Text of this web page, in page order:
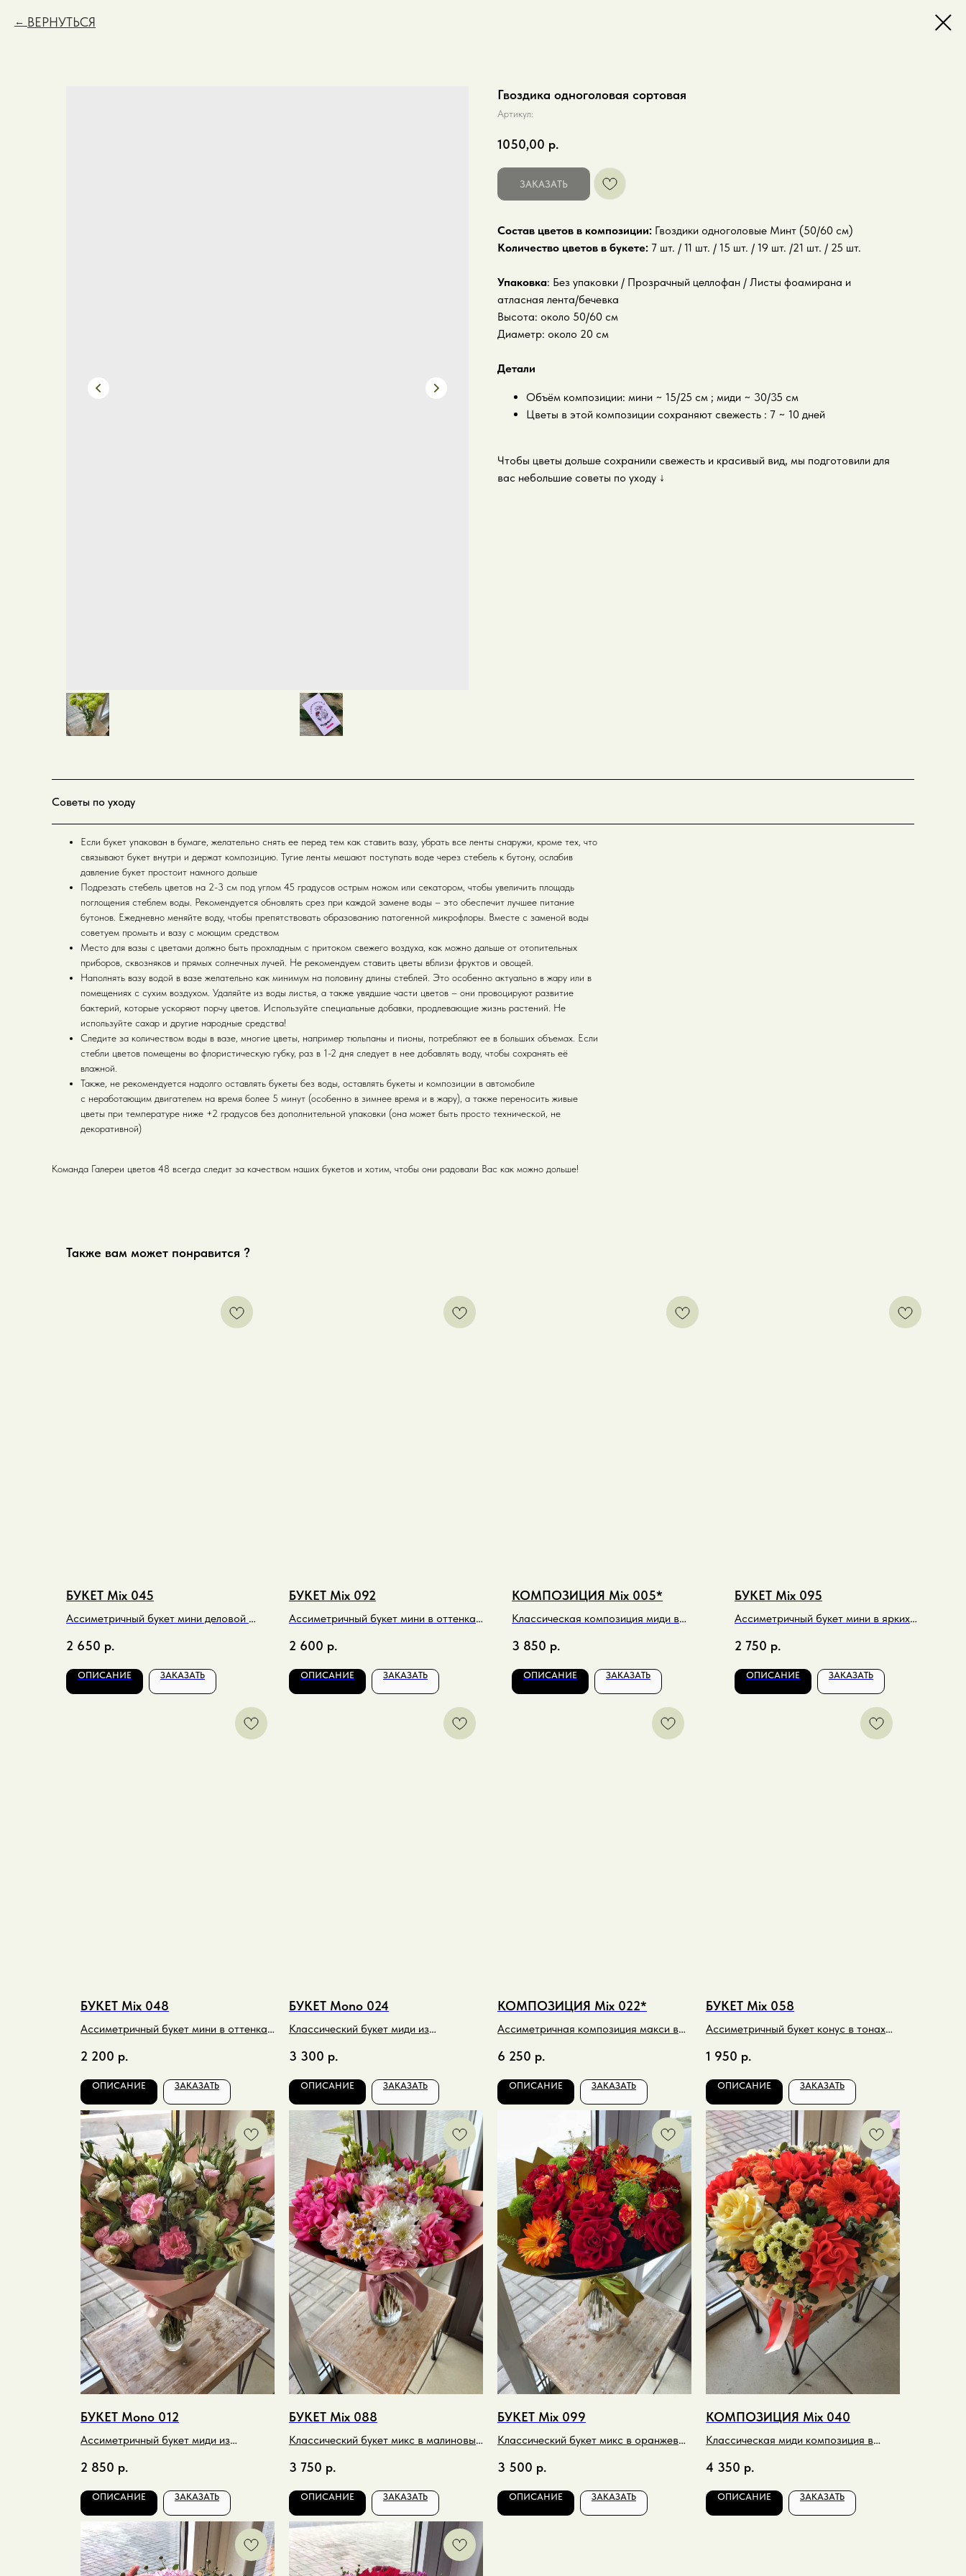
ВЕРНУТЬСЯ
Гвоздика одноголовая сортовая
Артикул:
1050,00 р.
ЗАКАЗАТЬ
Состав цветов в композиции: Гвоздики одноголовые Минт (50/60 см)
Количество цветов в букете: 7 шт. / 11 шт. / 15 шт. / 19 шт. /21 шт. / 25 шт.
Упаковка: Без упаковки / Прозрачный целлофан / Листы фоамирана и
атласная лента/бечевка
Высота: около 50/60 см
Диаметр: около 20 см
Детали
Объём композиции: мини ~ 15/25 см ; миди ~ 30/35 см
Цветы в этой композиции сохраняют свежесть : 7 ~ 10 дней
Чтобы цветы дольше сохранили свежесть и красивый вид, мы подготовили для
вас небольшие советы по уходу ↓
Советы по уходу
Если букет упакован в бумаге, желательно снять ее перед тем как ставить вазу, убрать все ленты снаружи, кроме тех, что
связывают букет внутри и держат композицию. Тугие ленты мешают поступать воде через стебель к бутону, ослабив
давление букет простоит намного дольше
Подрезать стебель цветов на 2-3 см под углом 45 градусов острым ножом или секатором, чтобы увеличить площадь
поглощения стеблем воды. Рекомендуется обновлять срез при каждой замене воды – это обеспечит лучшее питание
бутонов. Ежедневно меняйте воду, чтобы препятствовать образованию патогенной микрофлоры. Вместе с заменой воды
советуем промыть и вазу с моющим средством
Место для вазы с цветами должно быть прохладным с притоком свежего воздуха, как можно дальше от отопительных
приборов, сквозняков и прямых солнечных лучей. Не рекомендуем ставить цветы вблизи фруктов и овощей.
Наполнять вазу водой в вазе желательно как минимум на половину длины стеблей. Это особенно актуально в жару или в
помещениях с сухим воздухом. Удаляйте из воды листья, а также увядшие части цветов – они провоцируют развитие
бактерий, которые ускоряют порчу цветов. Используйте специальные добавки, продлевающие жизнь растений. Не
используйте сахар и другие народные средства!
Следите за количеством воды в вазе, многие цветы, например тюльпаны и пионы, потребляют ее в больших объемах. Если
стебли цветов помещены во флористическую губку, раз в 1-2 дня следует в нее добавлять воду, чтобы сохранять её
влажной.
Также, не рекомендуется надолго оставлять букеты без воды, оставлять букеты и композиции в автомобиле
с неработающим двигателем на время более 5 минут (особенно в зимнее время и в жару), а также переносить живые
цветы при температуре ниже +2 градусов без дополнительной упаковки (она может быть просто технической, не
декоративной)
Команда Галереи цветов 48 всегда следит за качеством наших букетов и хотим, чтобы они радовали Вас как можно дольше!
Также вам может понравится ?
БУКЕТ Mix 045
Ассиметричный букет мини деловой в
2 650 р.
ОПИСАНИЕ ЗАКАЗАТЬ
БУКЕТ Mix 092
Ассиметричный букет мини в оттенках
2 600 р.
ОПИСАНИЕ ЗАКАЗАТЬ
КОМПОЗИЦИЯ Mix 005*
Классическая композиция миди в
3 850 р.
ОПИСАНИЕ ЗАКАЗАТЬ
БУКЕТ Mix 095
Ассиметричный букет мини в ярких
2 750 р.
ОПИСАНИЕ ЗАКАЗАТЬ
БУКЕТ Mix 048
Ассиметричный букет мини в оттенках
2 200 р.
ОПИСАНИЕ ЗАКАЗАТЬ
БУКЕТ Mono 024
Классический букет миди из
тонах
3 300 р.
ОПИСАНИЕ ЗАКАЗАТЬ
КОМПОЗИЦИЯ Mix 022*
Ассиметричная композиция макси в
6 250 р.
ОПИСАНИЕ ЗАКАЗАТЬ
БУКЕТ Mix 058
Ассиметричный букет конус в тонах
1 950 р.
ОПИСАНИЕ ЗАКАЗАТЬ
БУКЕТ Mono 012
Ассиметричный букет миди из
2 850 р.
ОПИСАНИЕ ЗАКАЗАТЬ
БУКЕТ Mix 088
Классический букет микс в малиновых
3 750 р.
ОПИСАНИЕ ЗАКАЗАТЬ
БУКЕТ Mix 099
Классический букет микс в оранжево-
3 500 р.
ОПИСАНИЕ ЗАКАЗАТЬ
КОМПОЗИЦИЯ Mix 040
Классическая миди композиция в
4 350 р.
ОПИСАНИЕ ЗАКАЗАТЬ